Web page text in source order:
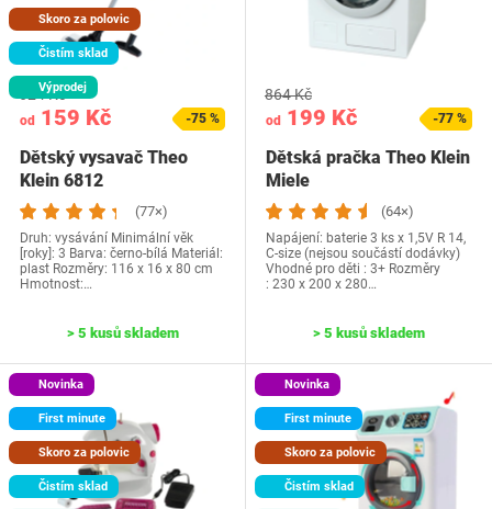
Skoro za polovic
Čistím sklad
Výprodej
od 159 Kč
624 Kč
-75 %
Dětský vysavač Theo
Klein 6812
(77×)
Druh: vysávání Minimální věk
[roky]: 3 Barva: černo-bílá Materiál:
plast Rozměry: 116 x 16 x 80 cm
Hmotnost:…
> 5 kusů skladem
od 199 Kč
864 Kč
-77 %
Dětská pračka Theo Klein
Miele
(64×)
Napájení: baterie 3 ks x 1,5V R 14,
C-size (nejsou součástí dodávky)
Vhodné pro děti : 3+ Rozměry
: 230 x 200 x 280…
> 5 kusů skladem
Novinka
First minute
Skoro za polovic
Čistím sklad
Novinka
First minute
Skoro za polovic
Čistím sklad